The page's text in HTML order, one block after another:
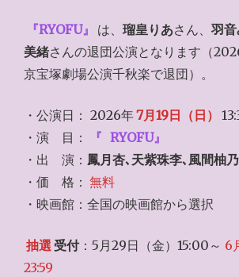
『RYOFU』 は、瑠皇りあさん、羽
美緒さんの退団公演となります（
京宝塚劇場公演千秋楽で退団）。
・公演日： 2026年7月19日（日）
・演 目：
『 RYOFU』
・出 演： 鳳月杏､天紫珠李､風間柚
・価 格： 無料
・映画館：全国の映画館から選択
抽選 受付：5月29日（金）15:00～ 6
23:59